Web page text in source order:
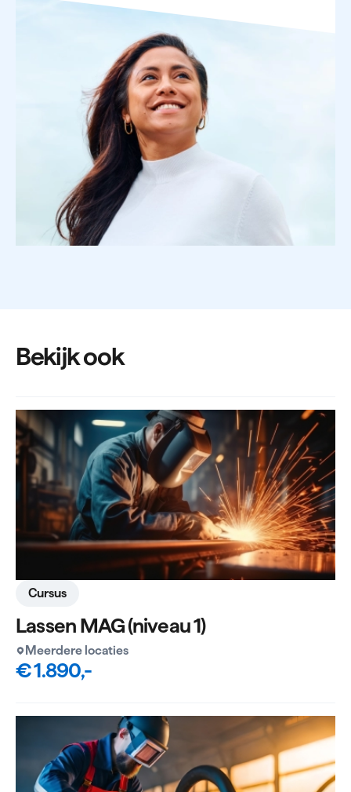
Bekijk ook
Lassen MAG (niveau 1)
Cursus
Meerdere locaties
€ 1.890,-